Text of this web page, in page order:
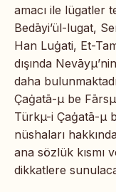
amacı ile lügatler
Bedāyi’ül-lugat,
Han Luġati, Et-
dışında
daha
Çaġatā-µ be
Türkµ-i Çaġatā-µ
nüshaları
ana sözlük kısmı
dikkatlere